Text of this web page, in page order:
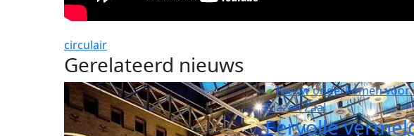
circulair
Gerelateerd nieuws
Eervolle